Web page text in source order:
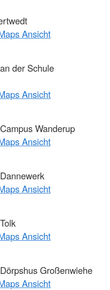
Ansicht
der Schule
Ansicht
Wanderup
Ansicht
Ansicht
Ansicht
Großenwiehe
Ansicht